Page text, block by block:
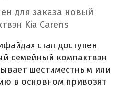
для заказа новый
Kia Carens
стал доступен
семейный компактвэн
шестиместным или
в основном привозят